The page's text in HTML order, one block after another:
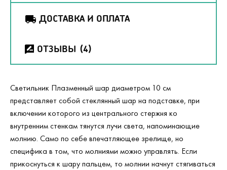
ДОСТАВКА И ОПЛАТА
ОТЗЫВЫ (4)
Светильник Плазменный шар диаметром 10 см
представляет собой стеклянный шар на подставке, при
включении которого из центрального стержня ко
внутренним стенкам тянутся лучи света, напоминающие
молнию. Само по себе впечатляющее зрелище, но
специфика в том, что молниями можно управлять. Если
прикоснуться к шару пальцем, то молнии начнут стягиваться